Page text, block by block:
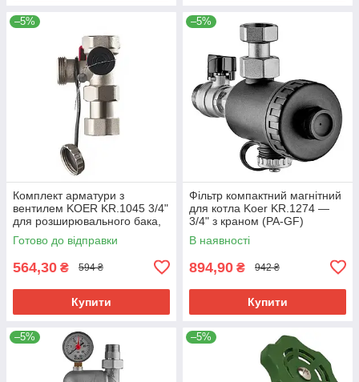
–5%
Комплект арматури з
вентилем KOER KR.1045 3/4"
для розширювального бака,
латунь, нікель (KR3112)
Готово до відправки
564,30 ₴ 594 ₴
Купити
–5%
Фільтр компактний магнітний
для котла Koer KR.1274 —
3/4" з краном (PA-GF)
(KR5679)
В наявності
894,90 ₴ 942 ₴
Купити
–5% –5%